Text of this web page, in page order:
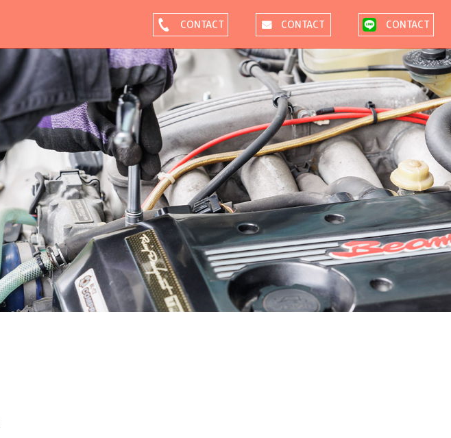
CONTACT CONTACT CONTACT